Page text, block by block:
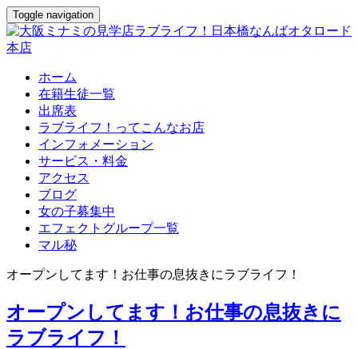
Toggle navigation
ホーム
在籍生徒一覧
出席表
ラブライフ！ってこんなお店
インフォメーション
サービス・料金
アクセス
ブログ
女の子募集中
エフェクトグループ一覧
マル秘
オープンしてます！お仕事の息抜きにラブライフ！
オープンしてます！お仕事の息抜きに
ラブライフ！